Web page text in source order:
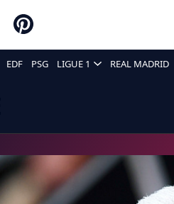
EDF PSG LIGUE 1 REAL MADRID